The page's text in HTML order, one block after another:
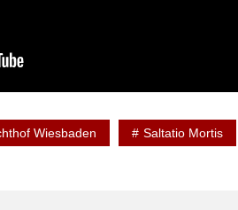
Wiesbaden Saltatio Mortis